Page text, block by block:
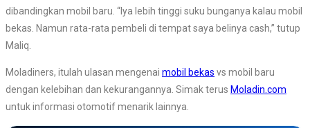
dibandingkan mobil baru. “Iya lebih tinggi suku bunganya kalau mobil
bekas. Namun rata-rata pembeli di tempat saya belinya cash,” tutup
Maliq.
Moladiners, itulah ulasan mengenai mobil bekas vs mobil baru
dengan kelebihan dan kekurangannya. Simak terus Moladin.com
untuk informasi otomotif menarik lainnya.